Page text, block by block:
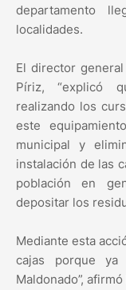
departamento
localidades.
El director
Píriz, “explicó
realizando los
este
municipal y
instalación de las
población en
depositar los
Mediante esta
cajas porque ya
Maldonado”,